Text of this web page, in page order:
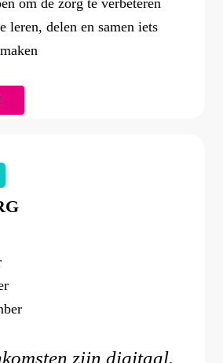
leren, delen en samen iets
zijn digitaal.